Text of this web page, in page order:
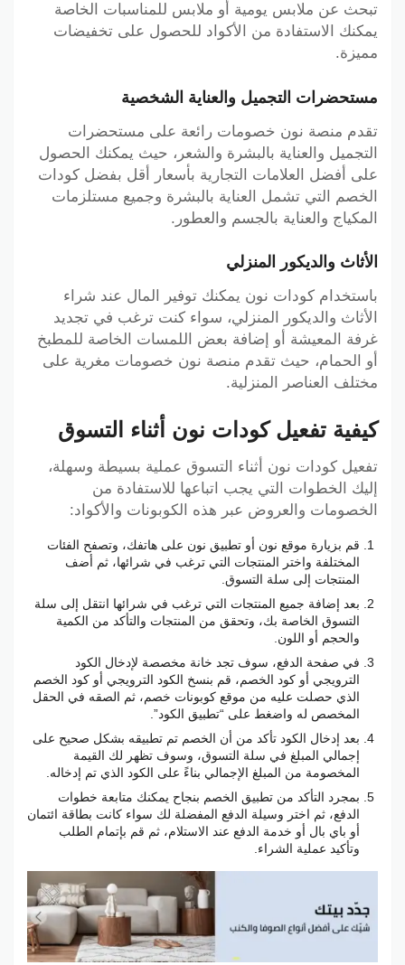
تبحث عن ملابس يومية أو ملابس للمناسبات الخاصة
يمكنك الاستفادة من الأكواد للحصول على تخفيضات
مميزة.
مستحضرات التجميل والعناية الشخصية
تقدم منصة نون خصومات رائعة على مستحضرات
التجميل والعناية بالبشرة والشعر، حيث يمكنك الحصول
على أفضل العلامات التجارية بأسعار أقل بفضل كودات
الخصم التي تشمل العناية بالبشرة وجميع مستلزمات
المكياج والعناية بالجسم والعطور.
الأثاث والديكور المنزلي
باستخدام كودات نون يمكنك توفير المال عند شراء
الأثاث والديكور المنزلي، سواء كنت ترغب في تجديد
غرفة المعيشة أو إضافة بعض اللمسات الخاصة للمطبخ
أو الحمام، حيث تقدم منصة نون خصومات مغرية على
مختلف العناصر المنزلية.
كيفية تفعيل كودات نون أثناء التسوق
تفعيل كودات نون أثناء التسوق عملية بسيطة وسهلة،
إليك الخطوات التي يجب اتباعها للاستفادة من
الخصومات والعروض عبر هذه الكوبونات والأكواد:
قم بزيارة موقع نون أو تطبيق نون على هاتفك، وتصفح الفئات
المختلفة واختر المنتجات التي ترغب في شرائها، ثم أضف
المنتجات إلى سلة التسوق.
بعد إضافة جميع المنتجات التي ترغب في شرائها انتقل إلى سلة
التسوق الخاصة بك، وتحقق من المنتجات والتأكد من الكمية
والحجم أو اللون.
في صفحة الدفع، سوف تجد خانة مخصصة لإدخال الكود
الترويجي أو كود الخصم، قم بنسخ الكود الترويجي أو كود الخصم
الذي حصلت عليه من موقع كوبونات خصم، ثم الصقه في الحقل
المخصص له واضغط على “تطبيق الكود”.
بعد إدخال الكود تأكد من أن الخصم تم تطبيقه بشكل صحيح على
إجمالي المبلغ في سلة التسوق، وسوف تظهر لك القيمة
المخصومة من المبلغ الإجمالي بناءً على الكود الذي تم إدخاله.
بمجرد التأكد من تطبيق الخصم بنجاح يمكنك متابعة خطوات
الدفع، ثم اختر وسيلة الدفع المفضلة لك سواء كانت بطاقة ائتمان
أو باي بال أو خدمة الدفع عند الاستلام، ثم قم بإتمام الطلب
وتأكيد عملية الشراء.